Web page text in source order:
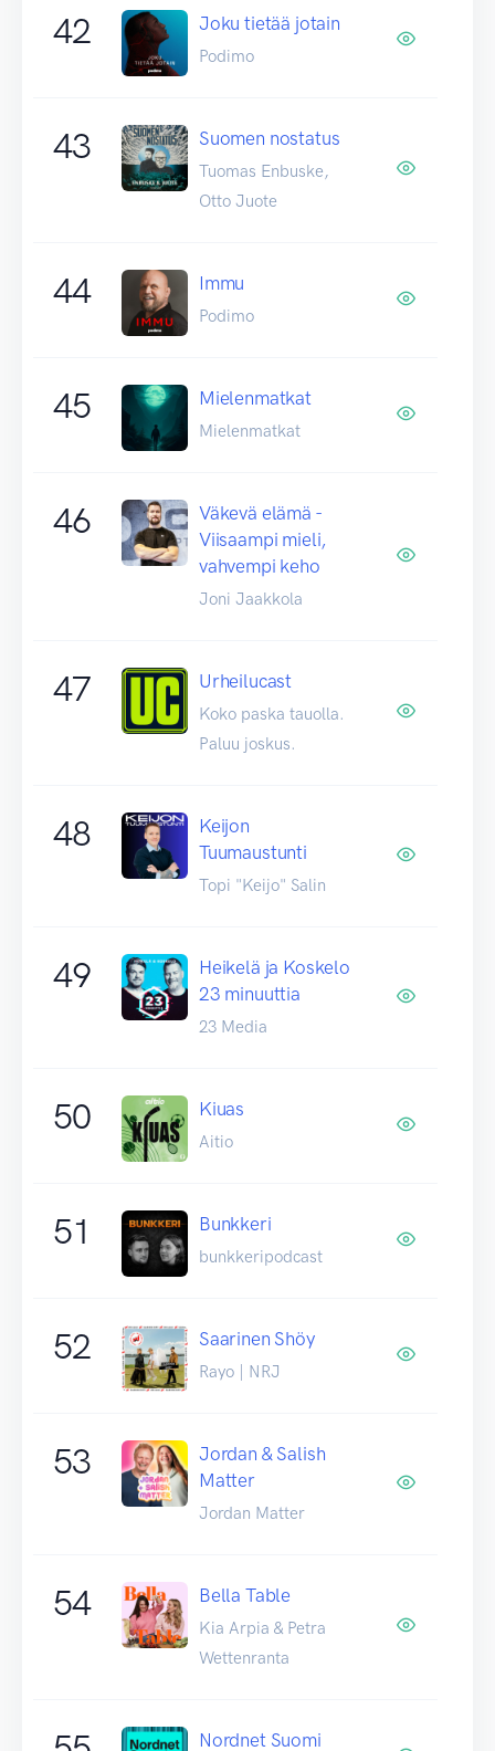
42 Joku tietää jotain
Podimo
43 Suomen nostatus
Tuomas Enbuske,
Otto Juote
44 Immu
Podimo
45 Mielenmatkat
Mielenmatkat
46
Väkevä elämä -
Viisaampi mieli,
vahvempi keho
Joni Jaakkola
47 Urheilucast
Koko paska tauolla.
Paluu joskus.
48
Keijon
Tuumaustunti
Topi "Keijo" Salin
49
Heikelä ja Koskelo
23 minuuttia
23 Media
50 Kiuas
Aitio
51 Bunkkeri
bunkkeripodcast
52 Saarinen Shöy
Rayo | NRJ
53
Jordan & Salish
Matter
Jordan Matter
54 Bella Table
Kia Arpia & Petra
Wettenranta
Nordnet Suomi